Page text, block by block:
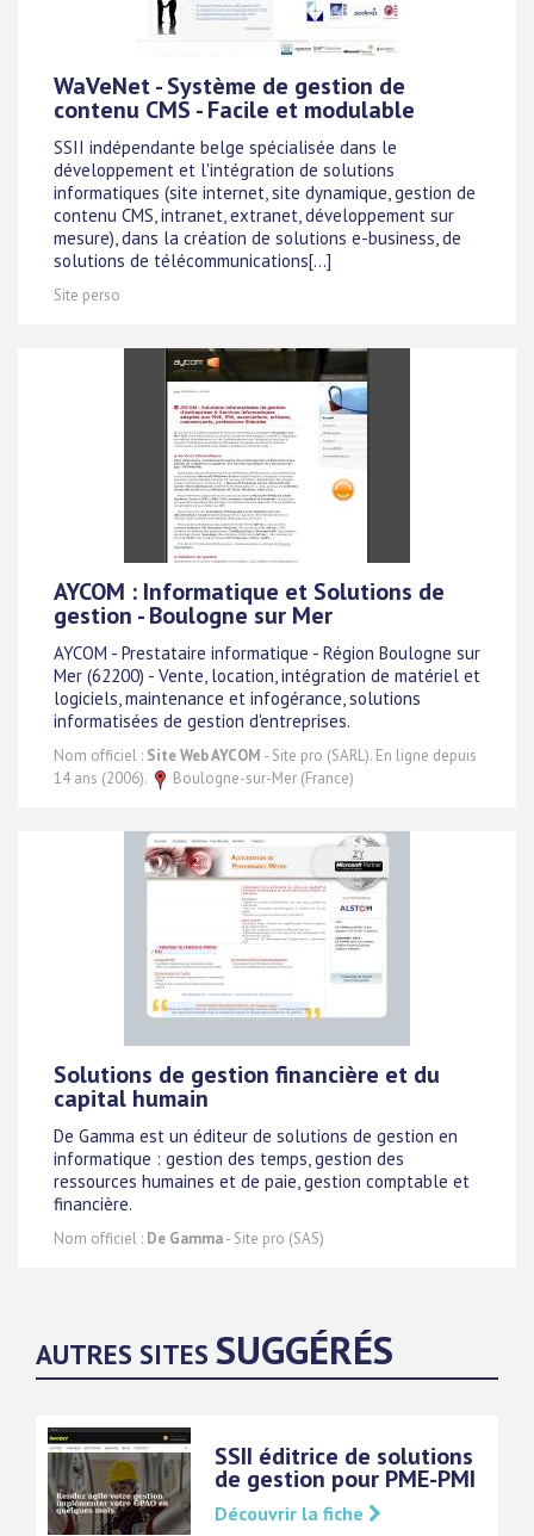
WaVeNet - Système de gestion de
contenu CMS - Facile et modulable
SSII indépendante belge spécialisée dans le
développement et l'intégration de solutions
informatiques (site internet, site dynamique, gestion de
contenu CMS, intranet, extranet, développement sur
mesure), dans la création de solutions e-business, de
solutions de télécommunications[...]
Site perso
AYCOM : Informatique et Solutions de
gestion - Boulogne sur Mer
AYCOM - Prestataire informatique - Région Boulogne sur
Mer (62200) - Vente, location, intégration de matériel et
logiciels, maintenance et infogérance, solutions
informatisées de gestion d'entreprises.
Nom officiel : Site Web AYCOM - Site pro (SARL). En ligne depuis
14 ans (2006).
Boulogne-sur-Mer (France)
Solutions de gestion financière et du
capital humain
De Gamma est un éditeur de solutions de gestion en
informatique : gestion des temps, gestion des
ressources humaines et de paie, gestion comptable et
financière.
Nom officiel : De Gamma- Site pro (SAS)
AUTRES SITES SUGGÉRÉS
SSII éditrice de solutions
de gestion pour PME-PMI
Découvrir la fiche